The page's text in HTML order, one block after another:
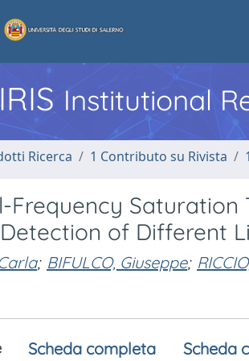
Institutional
Ricerca 1 Contributo su Rivista
Frequency Saturation
of Different
; BIFULCO, Giuseppe;
Scheda completa Scheda